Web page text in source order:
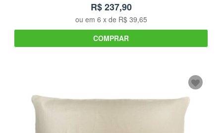
R$ 237,90
ou em 6 x de R$ 39,65
COMPRAR